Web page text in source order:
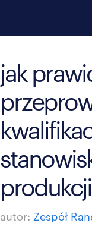
jak
autor: Zespół